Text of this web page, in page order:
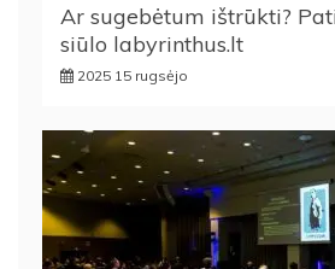
Ar sugebėtum ištrūkti?
siūlo labyrinthus.lt
2025 15 rugsėjo